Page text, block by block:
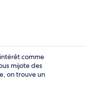
comme
mijote des
on trouve un